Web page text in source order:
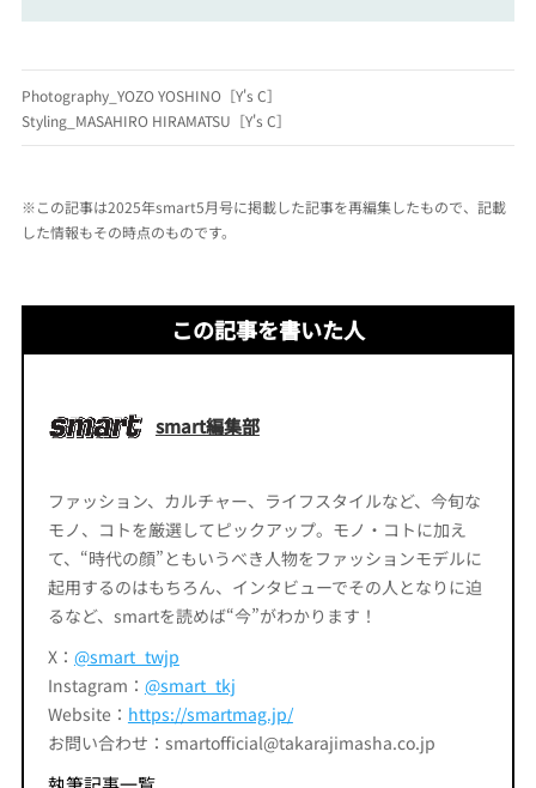
Photography_YOZO YOSHINO［Y's C］
Styling_MASAHIRO HIRAMATSU［Y's C］
※この記事は2025年smart5月号に掲載した記事を再編集したもので、記載
した情報もその時点のものです。
この記事を書いた人
smart編集部
ファッション、カルチャー、ライフスタイルなど、今旬な
モノ、コトを厳選してピックアップ。モノ・コトに加え
て、“時代の顔”ともいうべき人物をファッションモデルに
起用するのはもちろん、インタビューでその人となりに迫
るなど、smartを読めば“今”がわかります！
X： @smart_twjp
Instagram： @smart_tkj
Website： https://smartmag.jp/
お問い合わせ：smartofficial@takarajimasha.co.jp